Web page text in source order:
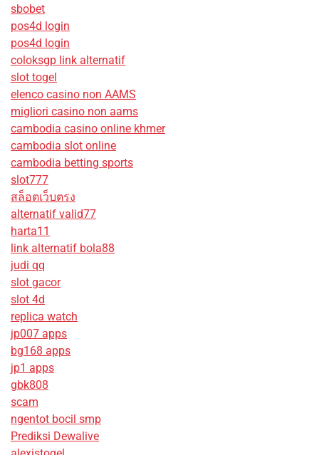
sbobet
pos4d login
pos4d login
coloksgp link alternatif
slot togel
elenco casino non AAMS
migliori casino non aams
cambodia casino online khmer
cambodia slot online
cambodia betting sports
slot777
สล็อตเว็บตรง
alternatif valid77
harta11
link alternatif bola88
judi qq
slot gacor
slot 4d
replica watch
jp007 apps
bg168 apps
jp1 apps
gbk808
scam
ngentot bocil smp
Prediksi Dewalive